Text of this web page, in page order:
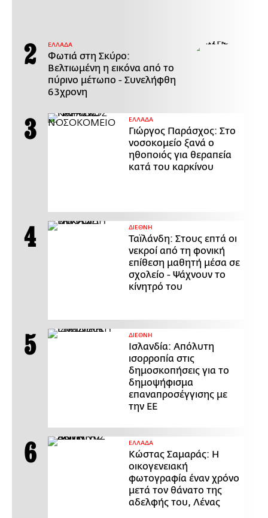
ΕΛΛΑΔΑ
Φωτιά στη Σκύρο:
Βελτιωμένη η εικόνα από το
πύρινο μέτωπο - Συνελήφθη
63χρονη
ΕΛΛΑΔΑ
Γιώργος Παράσχος: Στο
νοσοκομείο ξανά ο
ηθοποιός για θεραπεία
κατά του καρκίνου
ΔΙΕΘΝΗ
Ταϊλάνδη: Στους επτά οι
νεκροί από τη φονική
επίθεση μαθητή μέσα σε
σχολείο - Ψάχνουν το
κίνητρό του
ΔΙΕΘΝΗ
Ισλανδία: Απόλυτη
ισορροπία στις
δημοσκοπήσεις για το
δημοψήφισμα
επαναπροσέγγισης με
την ΕΕ
ΕΛΛΑΔΑ
Κώστας Σαμαράς: Η
οικογενειακή
φωτογραφία έναν χρόνο
μετά τον θάνατο της
αδελφής του, Λένας